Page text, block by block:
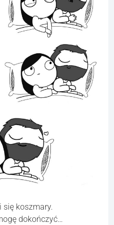
się koszmary.
dokończyć…